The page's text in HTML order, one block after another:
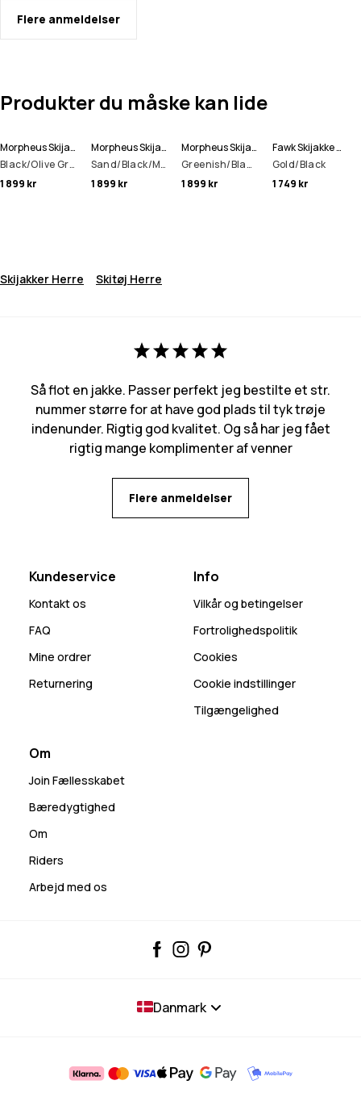
Flere anmeldelser
Produkter du måske kan lide
Morpheus Skijakke Herre
Black/Olive Green/Light Grey
1 899 kr
Morpheus Skijakke Herre
Sand/Black/Metal Blue
1 899 kr
Morpheus Skijakke Herre
Greenish/Black
1 899 kr
Fawk Skijakke Herre
Gold/Black
1 749 kr
Skijakker Herre Skitøj Herre
Så flot en jakke. Passer perfekt jeg bestilte et str.
nummer større for at have god plads til tyk trøje
indenunder. Rigtig god kvalitet. Og så har jeg fået
rigtig mange komplimenter af venner
Flere anmeldelser
Kundeservice
Kontakt os
FAQ
Mine ordrer
Returnering
Info
Vilkår og betingelser
Fortrolighedspolitik
Cookies
Cookie indstillinger
Tilgængelighed
Om
Join Fællesskabet
Bæredygtighed
Om
Riders
Arbejd med os
Danmark